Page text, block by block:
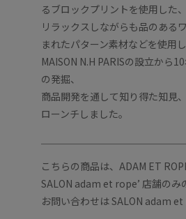
るブロックプリントを使用した、
リラックスしながらも品のある
まれたパターン素材などを使用
MAISON N.H PARISの設立から
の発掘、
商品開発を通して知り得た知見
ローンチしました。
￣￣￣￣￣￣￣￣￣￣￣￣￣￣
こちらの商品は、ADAM ET
SALON adam et rope’ 店舗のみ
お問い合わせは SALON adam